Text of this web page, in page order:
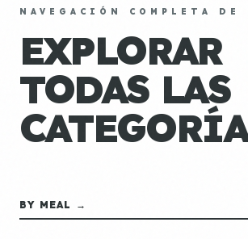
NAVEGACIÓN COMPLETA DE
EXPLORAR
TODAS LAS
BY MEAL →